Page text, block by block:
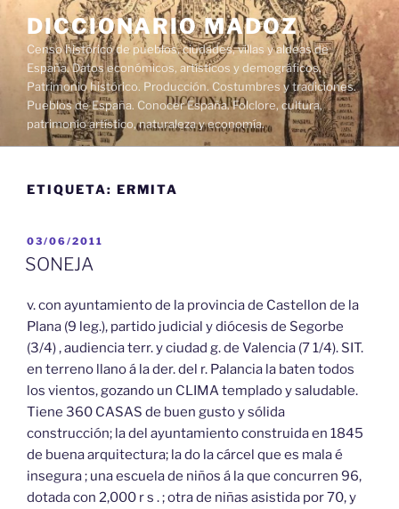
contenido
DICCIONARIO MADOZ
Censo histórico de pueblos, ciudades, villas y aldeas de
España. Datos económicos, artísticos y demográficos.
Patrimonio histórico. Producción. Costumbres y tradiciones.
Pueblos de España. Conocer España. Folclore, cultura,
patrimonio artístico, naturaleza y economía.
ETIQUETA: ERMITA
PUBLICADO
EL
03/06/2011
SONEJA
v. con ayuntamiento de la provincia de Castellon de la
Plana (9 leg.), partido judicial y diócesis de Segorbe
(3/4) , audiencia terr. y ciudad g. de Valencia (7 1/4). SIT.
en terreno llano á la der. del r. Palancia la baten todos
los vientos, gozando un CLIMA templado y saludable.
Tiene 360 CASAS de buen gusto y sólida
construcción; la del ayuntamiento construida en 1845
de buena arquitectura; la do la cárcel que es mala é
insegura ; una escuela de niños á la que concurren 96,
dotada con 2,000 r s . ; otra de niñas asistida por 70, y